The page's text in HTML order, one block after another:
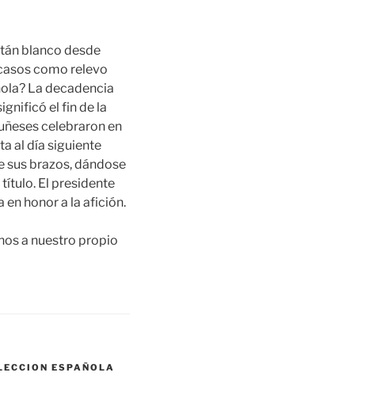
blanco desde
como relevo
La decadencia
el fin de la
celebraron en
al día siguiente
sus brazos, dándose
El presidente
honor a la afición.
a nuestro propio
ESPAÑOLA